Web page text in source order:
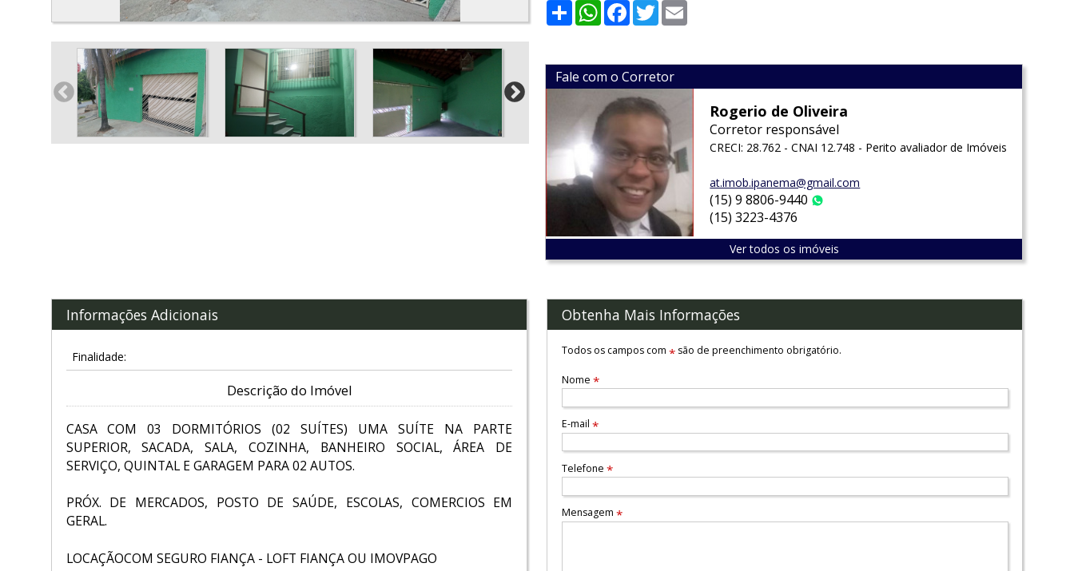
ShareWhatsApp
Facebook
Twitter
Fale com o Corretor
Rogerio de Oliveira
Corretor responsável
CRECI: 28.762 - CNAI 12.748 - Perito avaliador de Imóveis
at.imob.ipanema@gmail.com
(15) 9 8806-9440
(15) 3223-4376
Ver todos os imóveis
Informações Adicionais
Finalidade:
Descrição do Imóvel
CASA COM 03 DORMITÓRIOS (02 SUÍTES) UMA SUÍTE NA PARTE
SUPERIOR, SACADA, SALA, COZINHA, BANHEIRO SOCIAL, ÁREA DE
SERVIÇO, QUINTAL E GARAGEM PARA 02 AUTOS.
PRÓX. DE MERCADOS, POSTO DE SAÚDE, ESCOLAS, COMERCIOS EM
GERAL.
LOCAÇÃOCOM SEGURO FIANÇA - LOFT FIANÇA OU IMOVPAGO
Obtenha Mais Informações
Todos os campos com *são de preenchimento obrigatório.
Nome *
E-mail *
Telefone *
Mensagem *